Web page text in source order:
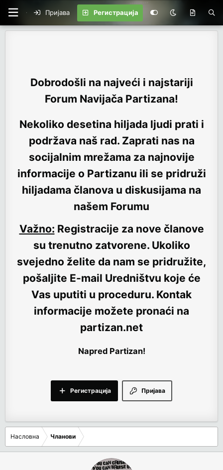
Пријава Регистрација
Dobrodošli na najveći i najstariji
Forum Navijača Partizana!
Nekoliko desetina hiljada ljudi prati i
podržava naš rad. Zaprati nas na
socijalnim mrežama za najnovije
informacije o Partizanu ili se pridruži
hiljadama članova u diskusijama na
našem Forumu
Važno: Registracije za nove članove
su trenutno zatvorene. Ukoliko
svejedno želite da nam se pridružite,
pošaljite E-mail Uredništvu koje će
Vas uputiti u proceduru. Kontak
informacije možete pronaći na
partizan.net
Napred Partizan!
Пријава
Регистрација
Насловна Чланови